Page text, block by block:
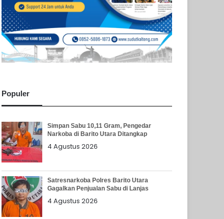
Populer
Simpan Sabu 10,11 Gram, Pengedar
Narkoba di Barito Utara Ditangkap
4 Agustus 2026
Satresnarkoba Polres Barito Utara
Gagalkan Penjualan Sabu di Lanjas
4 Agustus 2026